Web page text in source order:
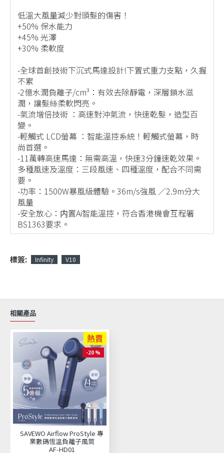
低溫大風量減少對頭髮的傷害！
+50% 保水能力
+45% 光澤
+30% 柔軟度
-全球首創技術下沉式馬達設計!下置式重力支點，久握
不累
-2億水潤負離子/cm³：有效去除靜電，深層鎖水滋
潤，讓髮絲柔軟閃亮。
-氣流增倍技術 ：高速對沖氣流，快速乾髮，造型百
變。
-輕觸式 LCD螢幕 ：智能溫控系統！輕觸式螢幕，時
尚首選。
-11萬轉高速馬達：無需高溫，快速3分鐘速乾效果。
多種風速及溫度：三段風速、四種溫度，配合不同需
要。
-功率：1500W暴風級體驗。36m/s強風 ／2.9m分大
風量
-安全放心：内置Ai智能溫控，符合香港機會互程署
BS1363要求。
標簽: Infinity V10
相關產品
熱賣
-20 %
SAVEWO Airflow ProStyle 專
業數碼恆溫負離子風筒
AF‑HD01